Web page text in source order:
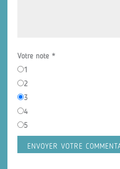
Votre note *
1
2
3
4
5